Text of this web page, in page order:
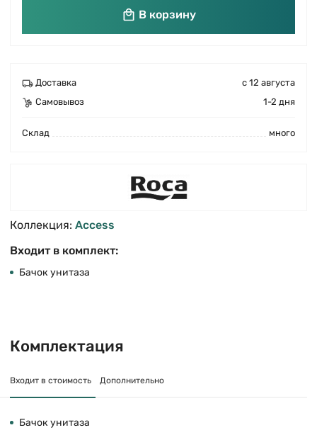
В корзину
Доставка
с 12 августа
Самовывоз
1-2 дня
Cклад много
Коллекция: Access
Входит в комплект:
Бачок унитаза
Комплектация
Входит в стоимость Дополнительно
Бачок унитаза